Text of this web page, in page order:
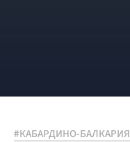
#КАБАРДИНО-БАЛКАРИЯ